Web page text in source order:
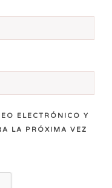
ELECTRÓNICO Y
LA PRÓXIMA VEZ